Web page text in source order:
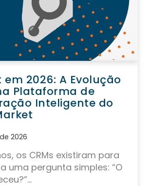
em 2026: A Evolução
Plataforma de
Inteligente do
2026
os CRMs existiram para
uma pergunta simples: “O